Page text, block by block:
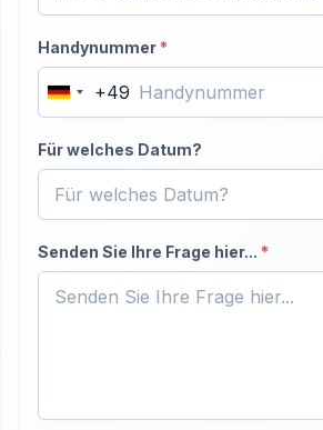
Handynummer *
Germany
+49
Für welches Datum?
Senden Sie Ihre Frage hier... *